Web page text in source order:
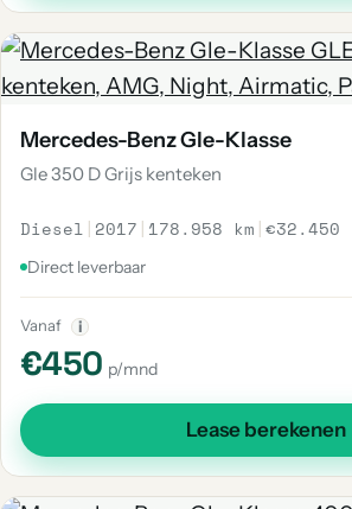
Mercedes-Benz Gle-Klasse
Gle 350 D Grijs kenteken
Diesel | 2017 | 178.958 km |€32.450
Direct leverbaar
Vanaf i
€450 p/mnd
Lease berekenen